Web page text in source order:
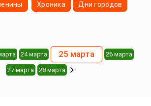
Хроника Дни городов
24 марта 25 марта 26 марта
27 марта 28 марта